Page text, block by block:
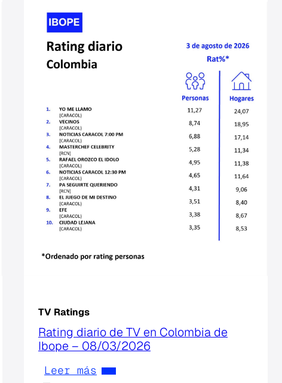
TV Ratings
Rating diario de TV en Colombia de
Ibope – 08/03/2026
Leer más